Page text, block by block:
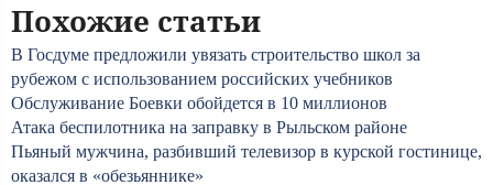
Похожие статьи
В Госдуме предложили увязать строительство школ за
рубежом с использованием российских учебников
Обслуживание Боевки обойдется в 10 миллионов
Атака беспилотника на заправку в Рыльском районе
Пьяный мужчина, разбивший телевизор в курской гостинице,
оказался в «обезьяннике»